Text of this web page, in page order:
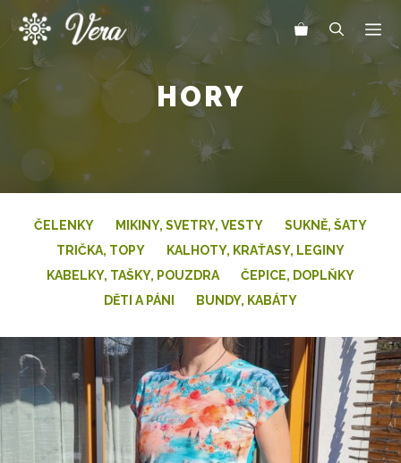
Přeskočit
obsah
HORY
ČELENKY MIKINY, SVETRY, VESTY
SUKNĚ, ŠATY
TRIČKA, TOPY
KALHOTY, KRAŤASY, LEGINY
KABELKY, TAŠKY, POUZDRA
ČEPICE, DOPLŇKY
DĚTI A PÁNI
BUNDY, KABÁTY